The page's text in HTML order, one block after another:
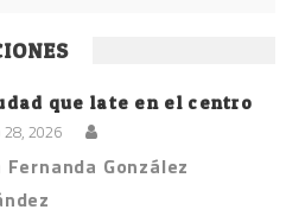
que late en el centro
2026
Fernanda González